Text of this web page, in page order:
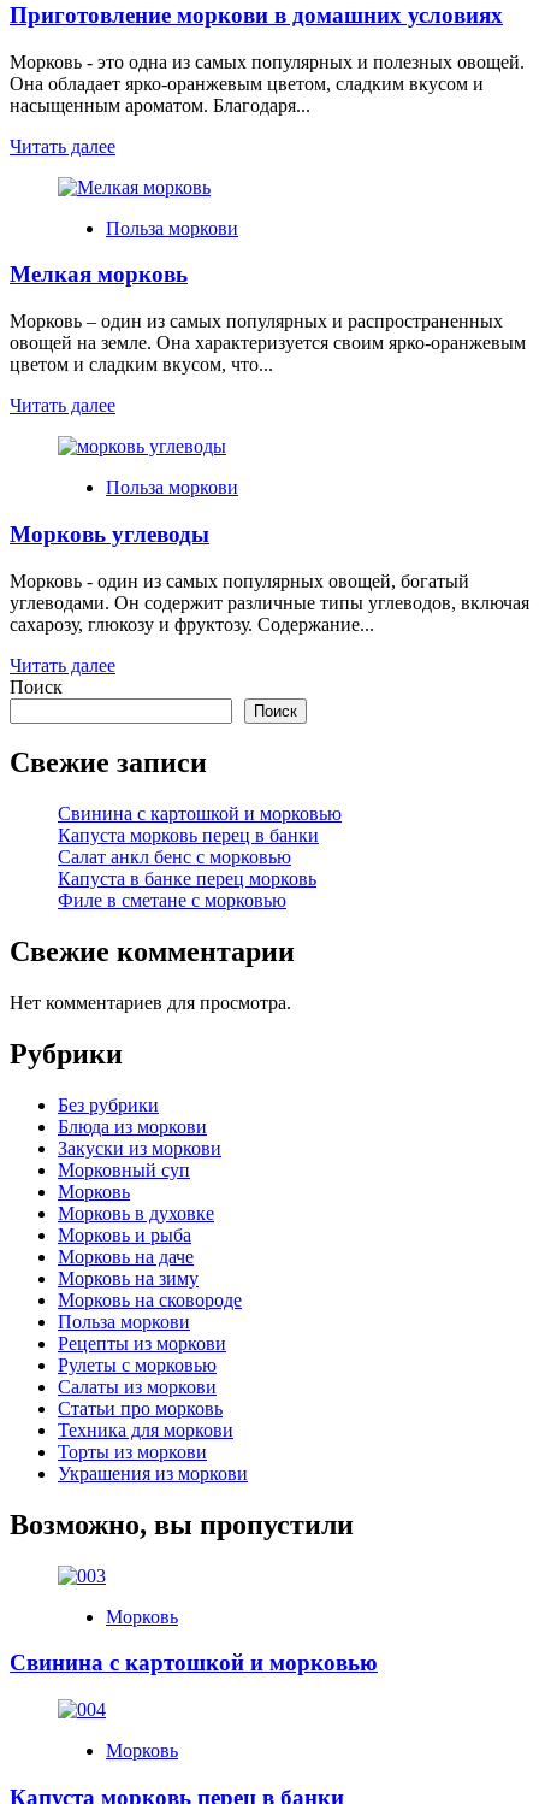
Приготовление моркови в домашних условиях
Морковь - это одна из самых популярных и полезных овощей.
Она обладает ярко-оранжевым цветом, сладким вкусом и
насыщенным ароматом. Благодаря...
Читать далее
Польза моркови
Мелкая морковь
Морковь – один из самых популярных и распространенных
овощей на земле. Она характеризуется своим ярко-оранжевым
цветом и сладким вкусом, что...
Читать далее
Польза моркови
Морковь углеводы
Морковь - один из самых популярных овощей, богатый
углеводами. Он содержит различные типы углеводов, включая
сахарозу, глюкозу и фруктозу. Содержание...
Читать далее
Поиск
Поиск
Свежие записи
Свинина с картошкой и морковью
Капуста морковь перец в банки
Салат анкл бенс с морковью
Капуста в банке перец морковь
Филе в сметане с морковью
Свежие комментарии
Нет комментариев для просмотра.
Рубрики
Без рубрики
Блюда из моркови
Закуски из моркови
Морковный суп
Морковь
Морковь в духовке
Морковь и рыба
Морковь на даче
Морковь на зиму
Морковь на сковороде
Польза моркови
Рецепты из моркови
Рулеты с морковью
Салаты из моркови
Статьи про морковь
Техника для моркови
Торты из моркови
Украшения из моркови
Возможно, вы пропустили
Морковь
Свинина с картошкой и морковью
Морковь
Капуста морковь перец в банки